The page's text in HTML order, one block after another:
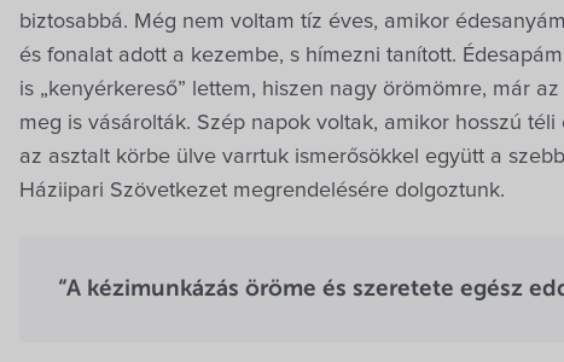
biztosabbá. Még nem voltam tíz éves, amikor
és fonalat adott a kezembe, s hímezni tanított.
is „kenyérkereső” lettem, hiszen nagy örömömre, már
meg is vásárolták. Szép napok voltak, amikor hosszú
az asztalt körbe ülve varrtuk ismerősökkel együtt a
Háziipari Szövetkezet megrendelésére dolgoztunk.
“A kézimunkázás öröme és szeretete egész